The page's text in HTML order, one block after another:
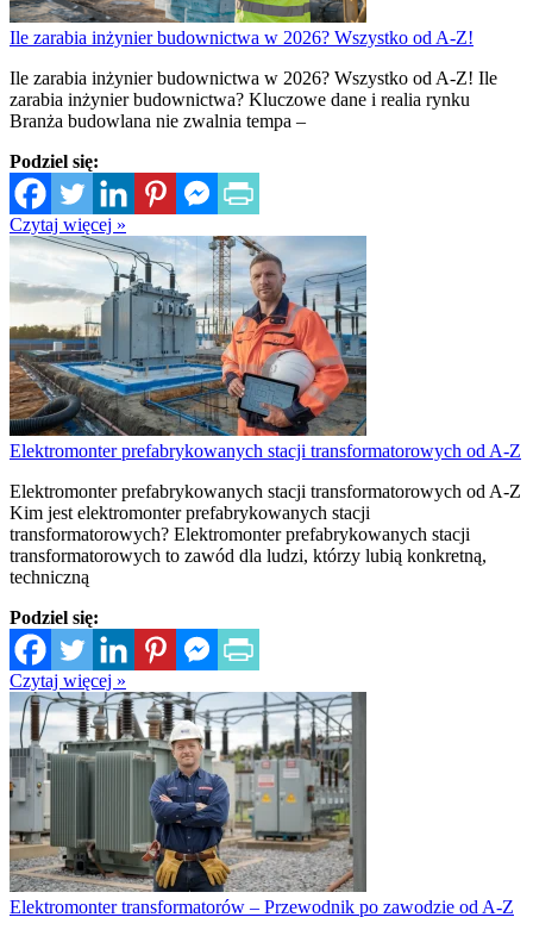
Ile zarabia inżynier budownictwa w 2026? Wszystko od A-Z!
Ile zarabia inżynier budownictwa w 2026? Wszystko od A-Z! Ile
zarabia inżynier budownictwa? Kluczowe dane i realia rynku
Branża budowlana nie zwalnia tempa –
Podziel się:
Czytaj więcej »
Elektromonter prefabrykowanych stacji transformatorowych od A-Z
Elektromonter prefabrykowanych stacji transformatorowych od A-Z
Kim jest elektromonter prefabrykowanych stacji
transformatorowych? Elektromonter prefabrykowanych stacji
transformatorowych to zawód dla ludzi, którzy lubią konkretną,
techniczną
Podziel się:
Czytaj więcej »
Elektromonter transformatorów – Przewodnik po zawodzie od A-Z